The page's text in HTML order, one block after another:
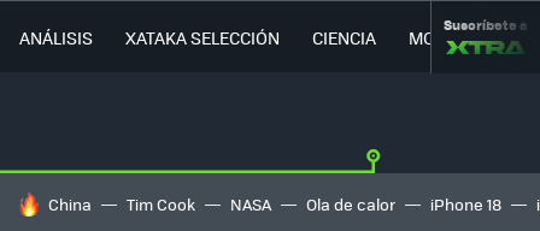
ANÁLISIS XATAKA SELECCIÓN CIENCIA MOVILIDAD
Suscríbete a
HOY SE HABLA DE
China Tim Cook NASA Ola de calor iPhone 18